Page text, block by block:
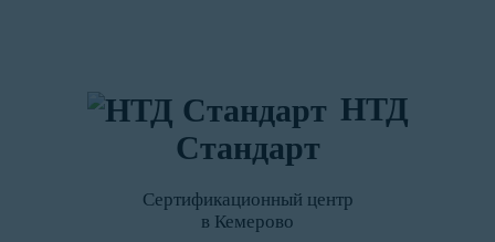
НТД
Стандарт
Сертификационный центр
в Кемерово